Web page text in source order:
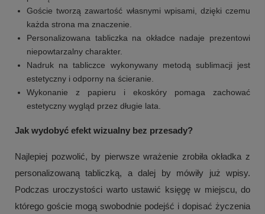
Goście tworzą zawartość własnymi wpisami, dzięki czemu
każda strona ma znaczenie.
Personalizowana tabliczka na okładce nadaje prezentowi
niepowtarzalny charakter.
Nadruk na tabliczce wykonywany metodą sublimacji jest
estetyczny i odporny na ścieranie.
Wykonanie z papieru i ekoskóry pomaga zachować
estetyczny wygląd przez długie lata.
Jak wydobyć efekt wizualny bez przesady?
Najlepiej pozwolić, by pierwsze wrażenie zrobiła okładka z
personalizowaną tabliczką, a dalej by mówiły już wpisy.
Podczas uroczystości warto ustawić księgę w miejscu, do
którego goście mogą swobodnie podejść i dopisać życzenia